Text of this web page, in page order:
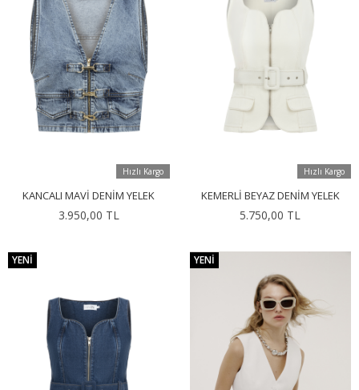
Hızlı Kargo
KANCALI MAVI DENIM YELEK
3.950,00 TL
Hızlı Kargo
KEMERLI BEYAZ DENIM YELEK
5.750,00 TL
YENI YENI